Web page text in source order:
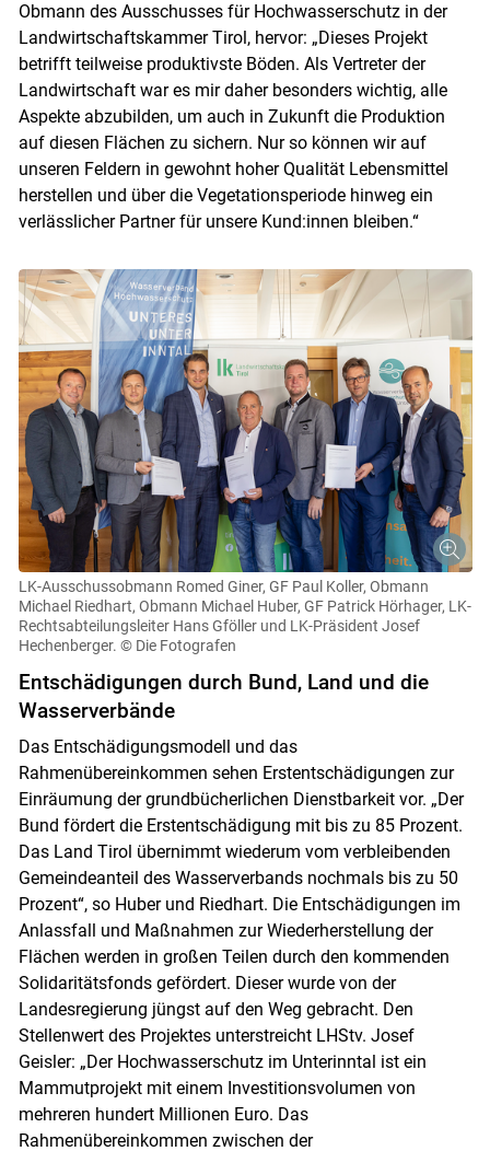
Obmann des Ausschusses für Hochwasserschutz in der
Landwirtschaftskammer Tirol, hervor: „Dieses Projekt
betrifft teilweise produktivste Böden. Als Vertreter der
Landwirtschaft war es mir daher besonders wichtig, alle
Aspekte abzubilden, um auch in Zukunft die Produktion
auf diesen Flächen zu sichern. Nur so können wir auf
unseren Feldern in gewohnt hoher Qualität Lebensmittel
herstellen und über die Vegetationsperiode hinweg ein
verlässlicher Partner für unsere Kund:innen bleiben.“
LK-Ausschussobmann Romed Giner, GF Paul Koller, Obmann
Michael Riedhart, Obmann Michael Huber, GF Patrick Hörhager, LK-
Rechtsabteilungsleiter Hans Gföller und LK-Präsident Josef
Hechenberger. © Die Fotografen
Entschädigungen durch Bund, Land und die
Wasserverbände
Das Entschädigungsmodell und das
Rahmenübereinkommen sehen Erstentschädigungen zur
Einräumung der grundbücherlichen Dienstbarkeit vor. „Der
Bund fördert die Erstentschädigung mit bis zu 85 Prozent.
Das Land Tirol übernimmt wiederum vom verbleibenden
Gemeindeanteil des Wasserverbands nochmals bis zu 50
Prozent“, so Huber und Riedhart. Die Entschädigungen im
Anlassfall und Maßnahmen zur Wiederherstellung der
Flächen werden in großen Teilen durch den kommenden
Solidaritätsfonds gefördert. Dieser wurde von der
Landesregierung jüngst auf den Weg gebracht. Den
Stellenwert des Projektes unterstreicht LHStv. Josef
Geisler: „Der Hochwasserschutz im Unterinntal ist ein
Mammutprojekt mit einem Investitionsvolumen von
mehreren hundert Millionen Euro. Das
Rahmenübereinkommen zwischen der